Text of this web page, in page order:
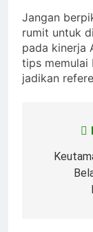
Jangan
rumit untuk
pada kinerja
tips memulai
jadikan